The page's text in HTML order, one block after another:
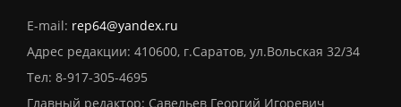
E-mail: rep64@yandex.ru
Адрес редакции: 410600, г.Саратов, ул.Вольская 32/34
Тел: 8-917-305-4695
Главный редактор: Савельев Георгий Игоревич